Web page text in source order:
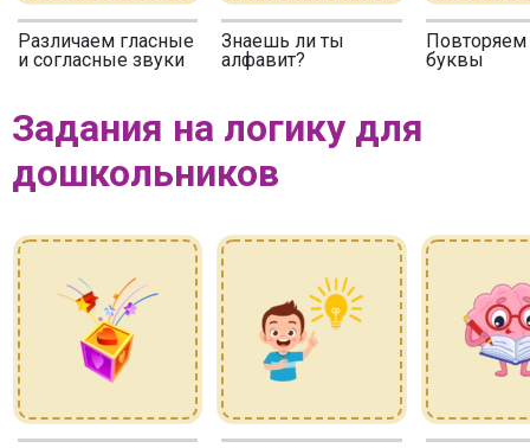
Различаем гласные
и согласные звуки
Знаешь ли ты
алфавит?
Повторяем
буквы
Задания на логику для
дошкольников